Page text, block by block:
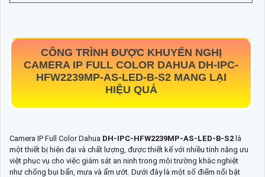
CÔNG TRÌNH ĐƯỢC KHUYẾN NGHỊ
CAMERA IP FULL COLOR DAHUA DH-IPC-
HFW2239MP-AS-LED-B-S2 MANG LẠI
HIỆU QUẢ
Camera IP Full Color Dahua DH-IPC-HFW2239MP-AS-LED-B-S2 là
một thiết bị hiện đại và chất lượng, được thiết kế với nhiều tính năng ưu
việt phục vụ cho việc giám sát an ninh trong môi trường khắc nghiệt
như chống bụi bẩn, mưa và ẩm ướt. Dưới đây là một số điểm nổi bật